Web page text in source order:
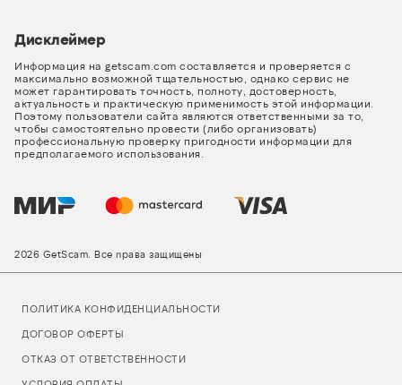
Дисклеймер
Информация на getscam.com составляется и проверяется с
максимально возможной тщательностью, однако сервис не
может гарантировать точность, полноту, достоверность,
актуальность и практическую применимость этой информации.
Поэтому пользователи сайта являются ответственными за то,
чтобы самостоятельно провести (либо организовать)
профессиональную проверку пригодности информации для
предполагаемого использования.
2026 GetScam. Все права защищены
ПОЛИТИКА КОНФИДЕНЦИАЛЬНОСТИ
ДОГОВОР ОФЕРТЫ
ОТКАЗ ОТ ОТВЕТСТВЕННОСТИ